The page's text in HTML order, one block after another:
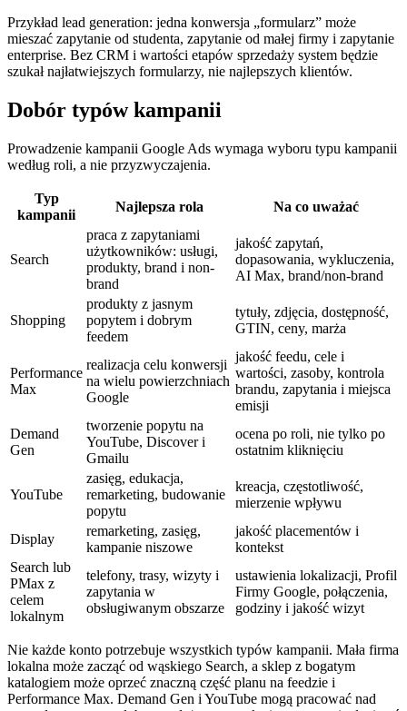
Przykład lead generation: jedna konwersja „formularz” może
mieszać zapytanie od studenta, zapytanie od małej firmy i zapytanie
enterprise. Bez CRM i wartości etapów sprzedaży system będzie
szukał najłatwiejszych formularzy, nie najlepszych klientów.
Dobór typów kampanii
Prowadzenie kampanii Google Ads wymaga wyboru typu kampanii
według roli, a nie przyzwyczajenia.
Typ
kampanii
Najlepsza rola Na co uważać
Search
praca z zapytaniami
użytkowników: usługi,
produkty, brand i non-
brand
jakość zapytań,
dopasowania, wykluczenia,
AI Max, brand/non-brand
Shopping
produkty z jasnym
popytem i dobrym
feedem
tytuły, zdjęcia, dostępność,
GTIN, ceny, marża
Performance
Max
realizacja celu konwersji
na wielu powierzchniach
Google
jakość feedu, cele i
wartości, zasoby, kontrola
brandu, zapytania i miejsca
emisji
Demand
Gen
tworzenie popytu na
YouTube, Discover i
Gmailu
ocena po roli, nie tylko po
ostatnim kliknięciu
YouTube
zasięg, edukacja,
remarketing, budowanie
popytu
kreacja, częstotliwość,
mierzenie wpływu
Display
remarketing, zasięg,
kampanie niszowe
jakość placementów i
kontekst
Search lub
PMax z
celem
lokalnym
telefony, trasy, wizyty i
zapytania w
obsługiwanym obszarze
ustawienia lokalizacji, Profil
Firmy Google, połączenia,
godziny i jakość wizyt
Nie każde konto potrzebuje wszystkich typów kampanii. Mała firma
lokalna może zacząć od wąskiego Search, a sklep z bogatym
katalogiem może oprzeć znaczną część planu na feedzie i
Performance Max. Demand Gen i YouTube mogą pracować nad